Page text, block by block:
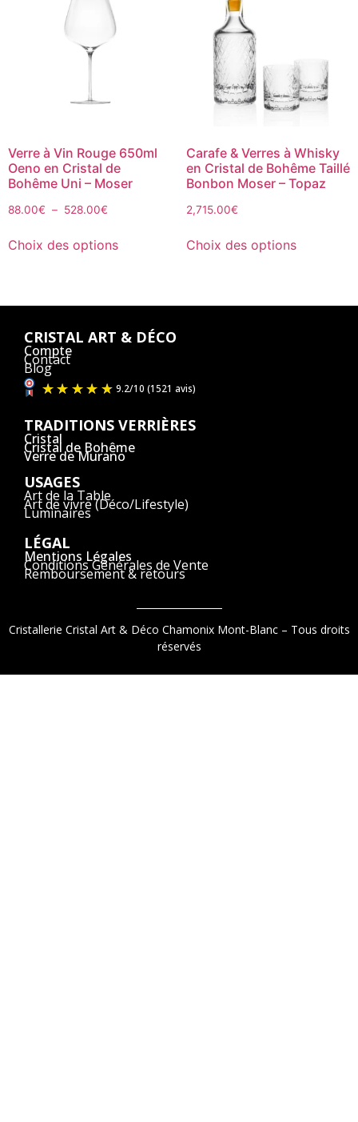
Verre à Vin Rouge 650ml
Oeno en Cristal de
Bohême Uni – Moser
88.00€ – 528.00€
Choix des options
Carafe & Verres à Whisky
en Cristal de Bohême Taillé
Bonbon Moser – Topaz
2,715.00€
Choix des options
CRISTAL ART & DÉCO
Compte
Contact
Blog
TRADITIONS VERRIÈRES
Cristal
Cristal de Bohême
Verre de Murano
USAGES
Art de la Table
Art de vivre (Déco/Lifestyle)
Luminaires
LÉGAL
Mentions Légales
Conditions Générales de Vente
Remboursement & retours
Cristallerie Cristal Art & Déco Chamonix Mont-Blanc – Tous droits
réservés